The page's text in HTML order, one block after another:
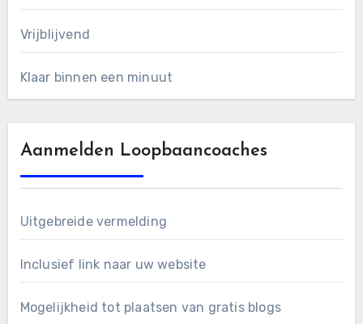
Vrijblijvend
Klaar binnen een minuut
Aanmelden Loopbaancoaches
Uitgebreide vermelding
Inclusief link naar uw website
Mogelijkheid tot plaatsen van gratis blogs